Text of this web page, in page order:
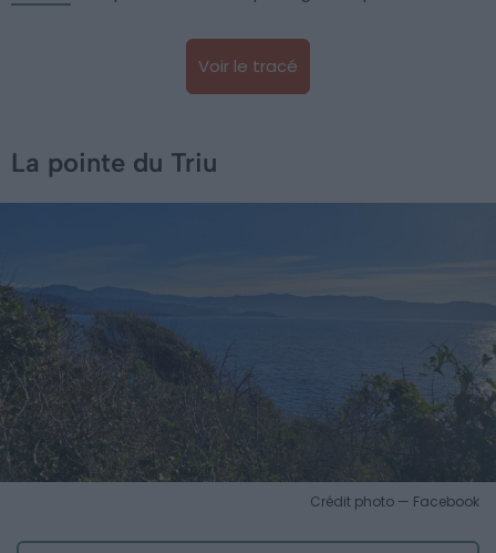
Voir le tracé
La pointe du Triu
Crédit photo — Facebook